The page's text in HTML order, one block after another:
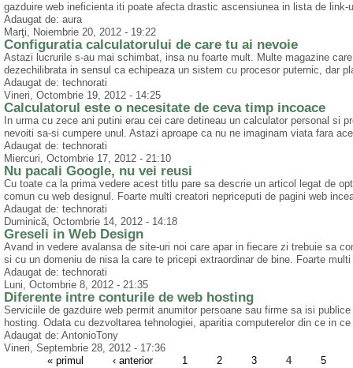
gazduire web ineficienta iti poate afecta drastic ascensiunea in lista de
Adaugat de: aura
Marţi, Noiembrie 20, 2012 - 19:22
Configuratia calculatorului de care tu ai nevoie
Astazi lucrurile s-au mai schimbat, insa nu foarte mult. Multe magazine
dezechilibrata in sensul ca echipeaza un sistem cu procesor puternic, dar
Adaugat de: technorati
Vineri, Octombrie 19, 2012 - 14:25
Calculatorul este o necesitate de ceva timp incoace
In urma cu zece ani putini erau cei care detineau un calculator personal si
nevoiti sa-si cumpere unul. Astazi aproape ca nu ne imaginam viata fara
Adaugat de: technorati
Miercuri, Octombrie 17, 2012 - 21:10
Nu pacali Google, nu vei reusi
Cu toate ca la prima vedere acest titlu pare sa descrie un articol legat de
comun cu web designul. Foarte multi creatori nepriceputi de pagini web
Adaugat de: technorati
Duminică, Octombrie 14, 2012 - 14:18
Greseli in Web Design
Avand in vedere avalansa de site-uri noi care apar in fiecare zi trebuie sa
si cu un domeniu de nisa la care te pricepi extraordinar de bine. Foarte
Adaugat de: technorati
Luni, Octombrie 8, 2012 - 21:35
Diferente intre conturile de web hosting
Serviciile de gazduire web permit anumitor persoane sau firme sa isi
hosting. Odata cu dezvoltarea tehnologiei, aparitia computerelor din ce in
Adaugat de: AntonioTony
Vineri, Septembrie 28, 2012 - 17:36
« primul
‹ anterior 1 2 3 4 5